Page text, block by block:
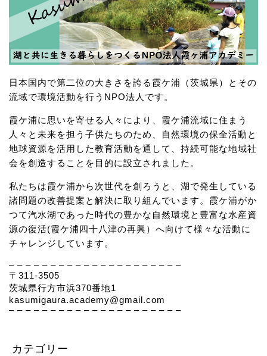
日本国内で第二位の大きさを誇る霞ケ浦（茨城県）とその
流域で環境活動を行うNPO法人です。
霞ケ浦に思いを寄せる人々により、霞ケ浦流域に住まう
人々と未来を担う子供たちのため、自然環境の保全活動と
地球資源を活用した教育活動を通して、持続可能な地域社
会を創造することを目的に設立されました。
私たちは霞ケ浦から次世代を創ろうと、湖で発生している
諸問題の改善提案と解決に取り組んでいます。霞ケ浦がか
つて汽水湖であった時代の豊かな自然環境と豊富な水産資
源の復活(霞ケ浦四十八津の再興）へ向けて様々な活動に
チャレンジしています。
– – – – – – – – – – – – – – – – – – – – –
〒311-3505
茨城県行方市浜370番地1
kasumigaura.academy@gmail.com
– – – – – – – – – – – – – – – – – – – – –
カテゴリー